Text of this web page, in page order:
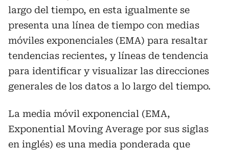
largo del tiempo, en esta igualmente se
presenta una línea de tiempo con medias
móviles exponenciales (EMA) para resaltar
tendencias recientes, y líneas de tendencia
para identificar y visualizar las direcciones
generales de los datos a lo largo del tiempo.
La media móvil exponencial (EMA,
Exponential Moving Average por sus siglas
en inglés) es una media ponderada que